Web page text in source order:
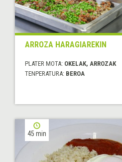
ARROZA HARAGIAREKIN
PLATER MOTA: OKELAK, ARROZAK
TENPERATURA: BEROA
45 min